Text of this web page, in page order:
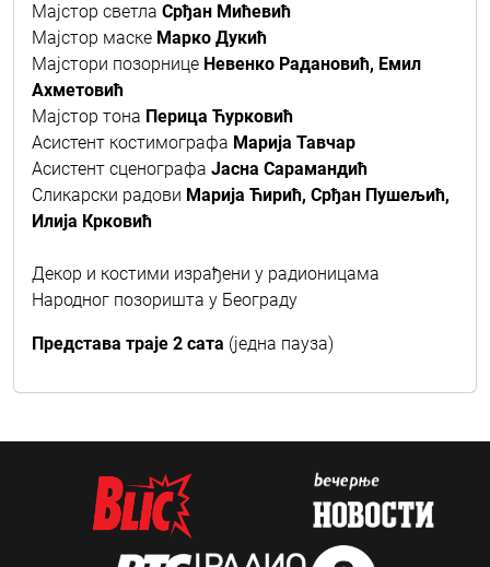
Мајстор светла Срђан Мићевић
Мајстор маске Марко Дукић
Мајстори позорнице Невенко Радановић, Емил
Ахметовић
Мајстор тона Перица Ћурковић
Асистент костимографа Марија Тавчар
Асистент сценографа Јасна Сарамандић
Сликарски радови Марија Ћирић, Срђан Пушељић,
Илија Крковић
Декор и костими израђени у радионицама
Народног позоришта у Београду
Представа траје 2 сата (једна пауза)